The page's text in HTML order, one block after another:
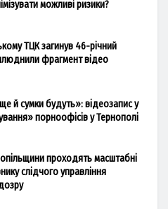
можливі ризики?
ТЦК загинув 46-річний
фрагмент відео
й сумки будуть»: відеозапис у
порноофісів у Тернополі
проходять масштабні
слідчого управління